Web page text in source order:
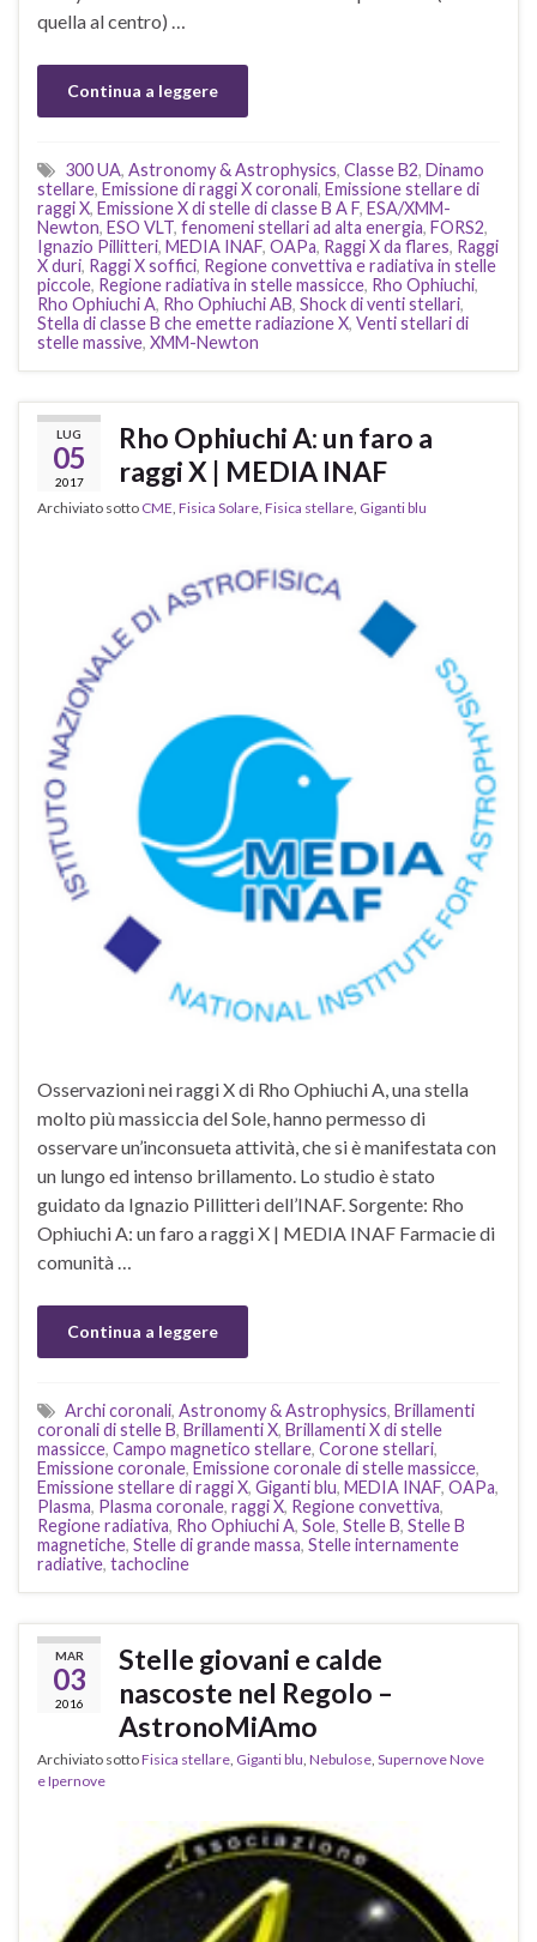
quella al centro) …
Continua a leggere
300 UA, Astronomy & Astrophysics, Classe B2, Dinamo
stellare, Emissione di raggi X coronali, Emissione stellare di
raggi X, Emissione X di stelle di classe B A F, ESA/XMM-
Newton, ESO VLT, fenomeni stellari ad alta energia, FORS2,
Ignazio Pillitteri, MEDIA INAF, OAPa, Raggi X da flares, Raggi
X duri, Raggi X soffici, Regione convettiva e radiativa in stelle
piccole, Regione radiativa in stelle massicce, Rho Ophiuchi,
Rho Ophiuchi A, Rho Ophiuchi AB, Shock di venti stellari,
Stella di classe B che emette radiazione X, Venti stellari di
stelle massive, XMM-Newton
LUG
05
2017
Rho Ophiuchi A: un faro a
raggi X | MEDIA INAF
Archiviato sotto CME Fisica Solare Fisica stellare Giganti blu
Osservazioni nei raggi X di Rho Ophiuchi A, una stella
molto più massiccia del Sole, hanno permesso di
osservare un’inconsueta attività, che si è manifestata con
un lungo ed intenso brillamento. Lo studio è stato
guidato da Ignazio Pillitteri dell’INAF. Sorgente: Rho
Ophiuchi A: un faro a raggi X | MEDIA INAF Farmacie di
comunità …
Continua a leggere
Archi coronali, Astronomy & Astrophysics, Brillamenti
coronali di stelle B, Brillamenti X, Brillamenti X di stelle
massicce, Campo magnetico stellare, Corone stellari,
Emissione coronale, Emissione coronale di stelle massicce,
Emissione stellare di raggi X, Giganti blu, MEDIA INAF, OAPa,
Plasma, Plasma coronale, raggi X, Regione convettiva,
Regione radiativa, Rho Ophiuchi A, Sole, Stelle B, Stelle B
magnetiche, Stelle di grande massa, Stelle internamente
radiative, tachocline
MAR
03
2016
Stelle giovani e calde
nascoste nel Regolo –
AstronoMiAmo
Archiviato sottoFisica stellare Giganti blu Nebulose Supernove Nove
e Ipernove